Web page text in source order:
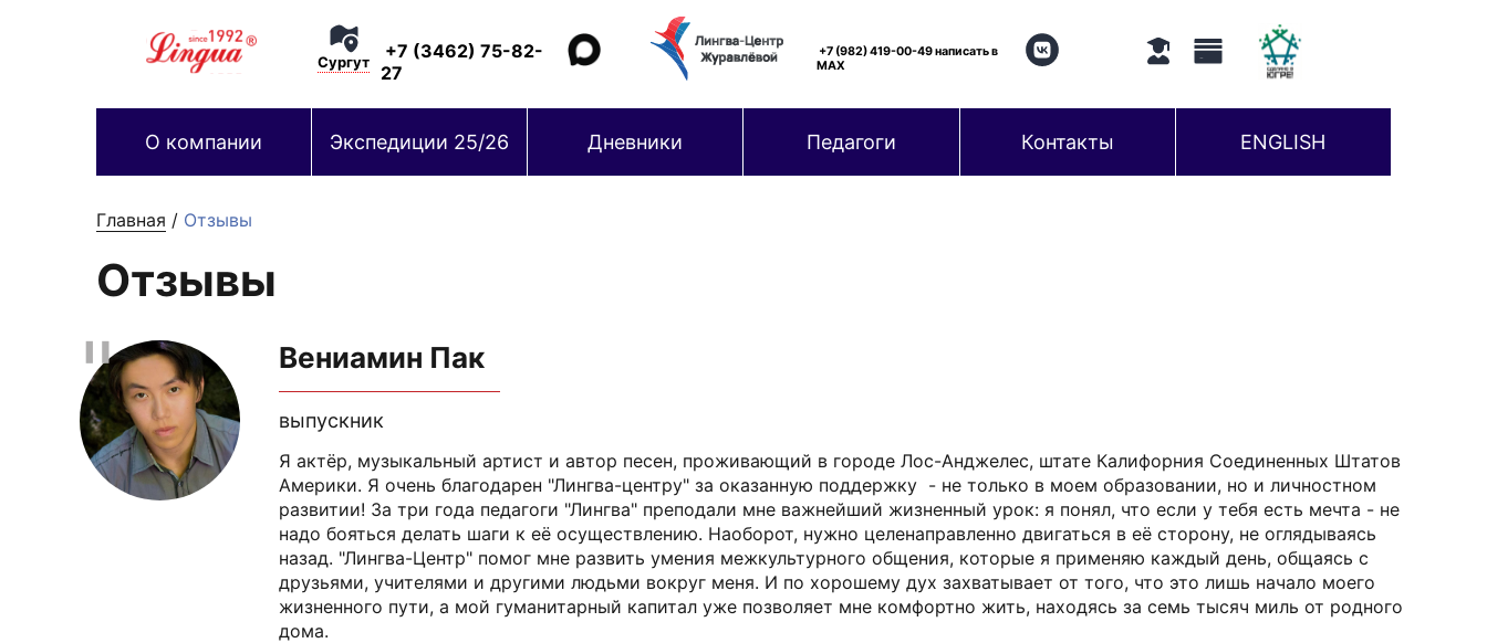
Сургут
+7 (3462) 75-82-
27
+7 (982) 419-00-49 написать в
MAX
О компании Экспедиции 25/26 Дневники Педагоги Контакты ENGLISH
Главная / Отзывы
Отзывы
Вениамин Пак
выпускник
Я актёр, музыкальный артист и автор песен, проживающий в городе Лос-Анджелес, штате Калифорния Соединенных Штатов
Америки. Я очень благодарен "Лингва-центру" за оказанную поддержку - не только в моем образовании, но и личностном
развитии! За три года педагоги "Лингва" преподали мне важнейший жизненный урок: я понял, что если у тебя есть мечта - не
надо бояться делать шаги к её осуществлению. Наоборот, нужно целенаправленно двигаться в её сторону, не оглядываясь
назад. "Лингва-Центр" помог мне развить умения межкультурного общения, которые я применяю каждый день, общаясь с
друзьями, учителями и другими людьми вокруг меня. И по хорошему дух захватывает от того, что это лишь начало моего
жизненного пути, а мой гуманитарный капитал уже позволяет мне комфортно жить, находясь за семь тысяч миль от родного
дома.